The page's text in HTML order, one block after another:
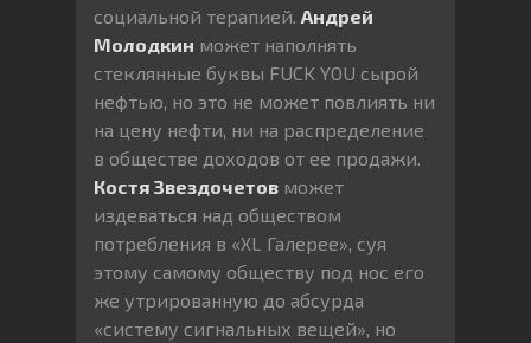
социальной терапией. Андрей
Молодкин может наполнять
стеклянные буквы FUCK YOU сырой
нефтью, но это не может повлиять ни
на цену нефти, ни на распределение
в обществе доходов от ее продажи.
Костя Звездочетов может
издеваться над обществом
потребления в «XL Галерее», суя
этому самому обществу под нос его
же утрированную до абсурда
«систему сигнальных вещей», но